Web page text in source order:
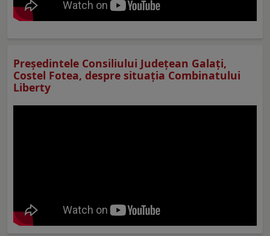
Preşedintele Consiliului Judeţean Galaţi,
Costel Fotea, despre situaţia Combinatului
Liberty